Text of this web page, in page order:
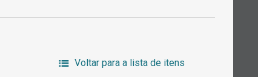
Voltar para a lista de itens